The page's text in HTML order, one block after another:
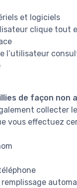
et logiciels
clique tout
l’utilisateur
de façon non
collecter
vous effectuez
remplissage